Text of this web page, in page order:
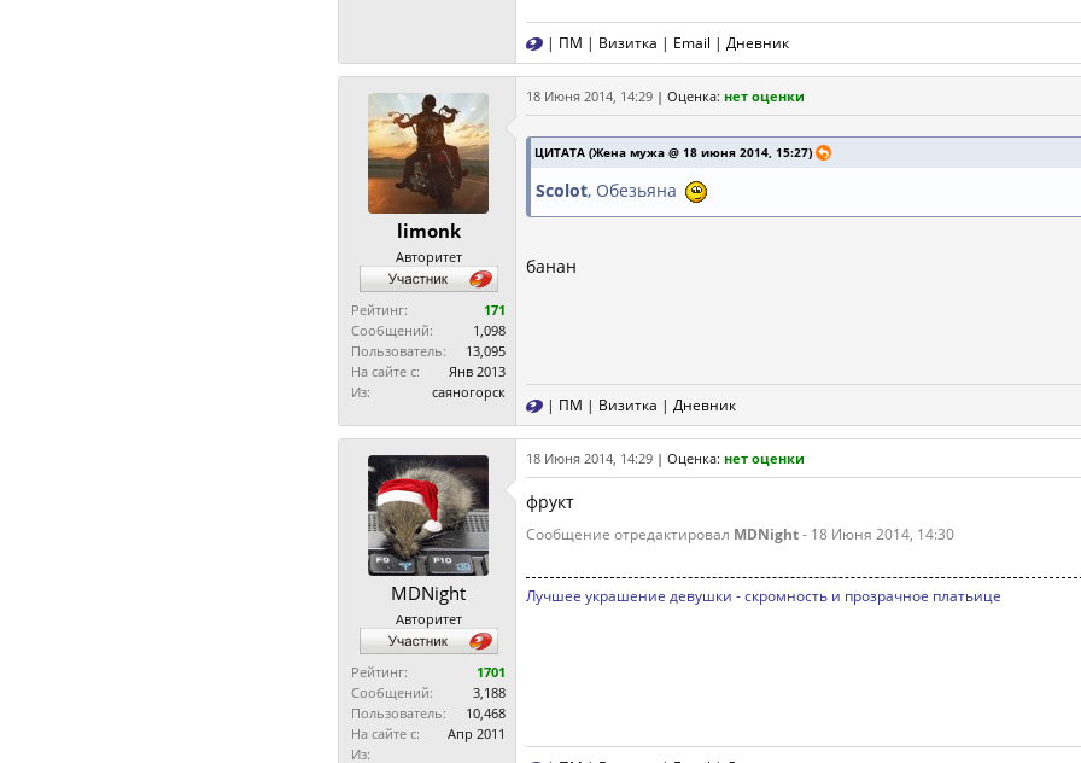
| ПМ | Визитка | Email | Дневник
limonk
Авторитет
Рейтинг:
171
Сообщений:
1,098
Пользователь:
13,095
На сайте с:
Янв 2013
Из:
саяногорск
18 Июня 2014, 14:29 | Оценка: нет оценки
ЦИТАТА (Жена мужа @ 18 июня 2014, 15:27)
Scolot, Обезьяна
банан
| ПМ | Визитка | Дневник
MDNight
Авторитет
Рейтинг:
1701
Сообщений:
3,188
Пользователь:
10,468
На сайте с:
Апр 2011
Из:
18 Июня 2014, 14:29 | Оценка: нет оценки
фрукт
Сообщение отредактировал MDNight- 18 Июня 2014, 14:30
Лучшее украшение девушки - скромность и прозрачное платьице